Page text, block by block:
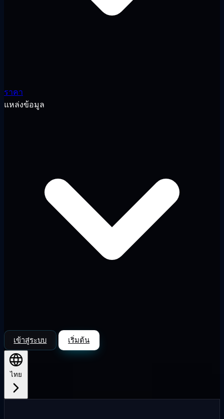
ราคา
แหล่งข้อมูล
เข้าสู่ระบบ เริ่มต้น
ไทย